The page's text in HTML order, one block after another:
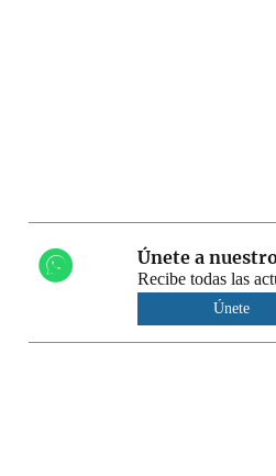
Únete a
Recibe todas las
Únete